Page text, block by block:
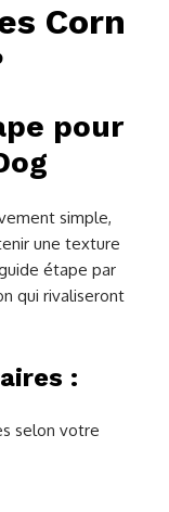
Corn
pour
simple,
une texture
étape par
qui rivaliseront
:
selon votre